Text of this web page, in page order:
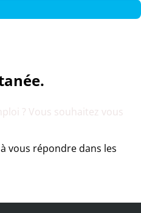
? Vous souhaitez vous
à vous répondre dans les